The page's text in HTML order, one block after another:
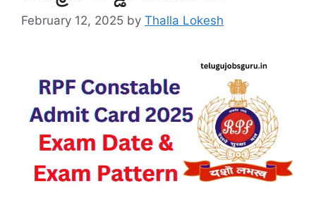
February 12, 2025 by Thalla Lokesh